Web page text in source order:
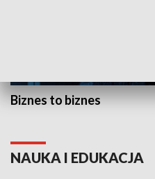
Biznes to biznes
NAUKA I EDUKACJA